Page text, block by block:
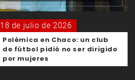
18 de julio de 2026
Polémica en Chaco: un club
de fútbol pidió no ser dirigido
por mujeres